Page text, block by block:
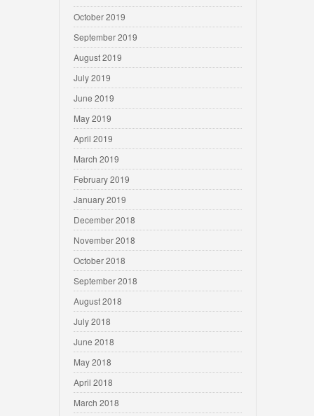
October 2019
September 2019
August 2019
July 2019
June 2019
May 2019
April 2019
March 2019
February 2019
January 2019
December 2018
November 2018
October 2018
September 2018
August 2018
July 2018
June 2018
May 2018
April 2018
March 2018